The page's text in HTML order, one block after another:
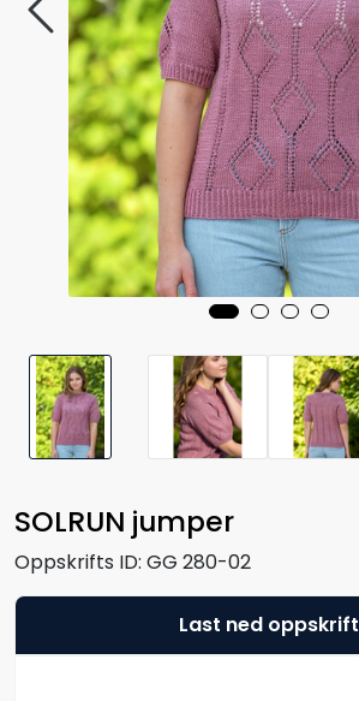
SOLRUN jumper
Oppskrifts ID: GG 280-02
Last ned oppskrift